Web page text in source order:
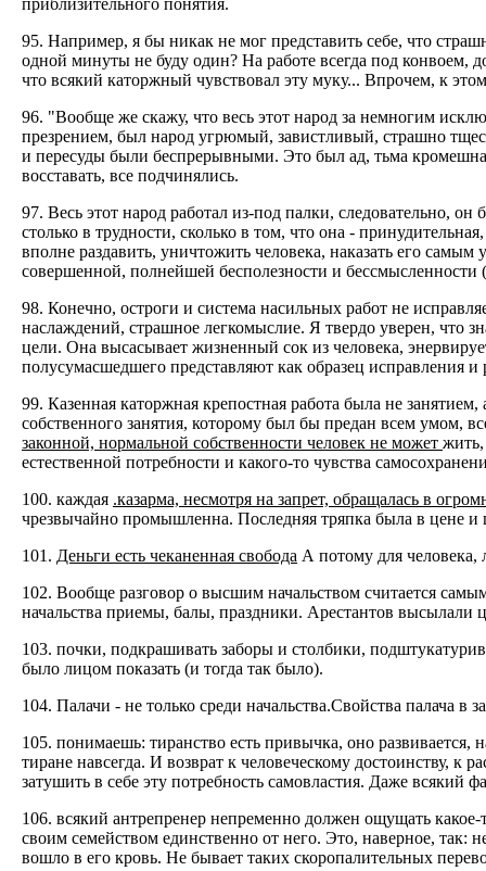
95. Например, я бы никак не мог представить себе, что
одной минуты не буду один? На работе всегда под конвоем,
что всякий каторжный чувствовал эту муку... Впрочем, к
96. "Вообще же скажу, что весь этот народ за немногим
презрением, был народ угрюмый, завистливый, страшно
и пересуды были беспрерывными. Это был ад, тьма
восставать, все подчинялись.
97. Весь этот народ работал из-под палки, следовательно,
столько в трудности, сколько в том, что она -
вполне раздавить, уничтожить человека, наказать его
совершенной, полнейшей бесполезности и
98. Конечно, остроги и система насильных работ не
наслаждений, страшное легкомыслие. Я твердо уверен, что
цели. Она высасывает жизненный сок из человека,
полусумасшедшего представляют как образец исправления
99. Казенная каторжная крепостная работа была не
собственного занятия, которому был бы предан всем умом,
законной, нормальной собственности человек не может жить,
естественной потребности и какого-то чувства
100. каждая .казарма, несмотря на запрет, обращалась в
чрезвычайно промышленна. Последняя тряпка была в цене и
101. Деньги есть чеканенная свобода А потому для
102. Вообще разговор о высшим начальством считается
начальства приемы, балы, праздники. Арестантов высылали
103. почки, подкрашивать заборы и столбики,
было лицом показать (и тогда так было).
104. Палачи - не только среди начальства.Свойства палача
105. понимаешь: тиранство есть привычка, оно развивается,
тиране навсегда. И возврат к человеческому достоинству,
затушить в себе эту потребность самовластия. Даже всякий
106. всякий антрепренер непременно должен ощущать какое-
своим семейством единственно от него. Это, наверное, так:
вошло в его кровь. Не бывает таких скоропалительных